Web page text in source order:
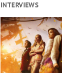
INTERVIEWS